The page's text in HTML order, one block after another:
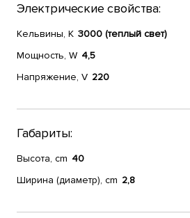
Электрические свойства:
Кельвины, К 3000 (теплый свет)
Мощность, W 4,5
Напряжение, V 220
Габариты:
Высота, cm 40
Ширина (диаметр), cm 2,8